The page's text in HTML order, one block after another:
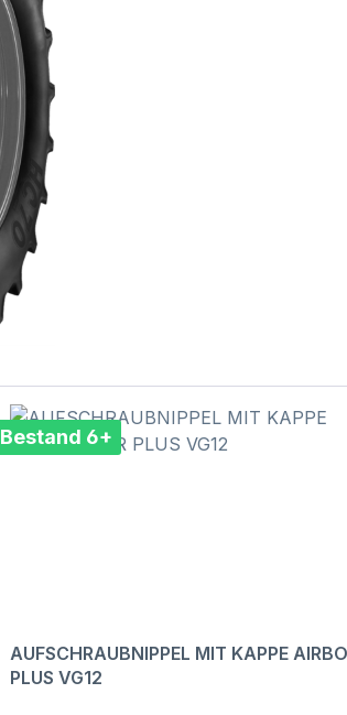
Bestand 6+
AUFSCHRAUBNIPPEL MIT KAPPE
PLUS VG12